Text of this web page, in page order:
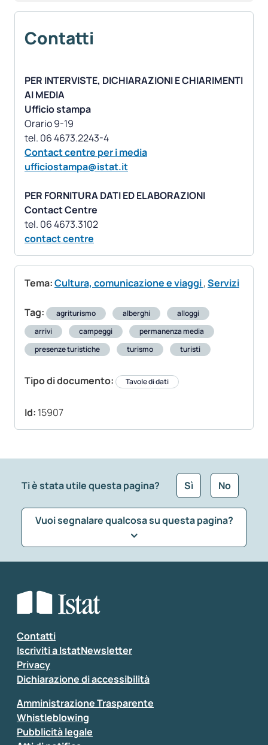
Contatti
PER INTERVISTE, DICHIARAZIONI E CHIARIMENTI
AI MEDIA
Ufficio stampa
Orario 9-19
Contact centre per i media
ufficiostampa@istat.it
PER FORNITURA DATI ED ELABORAZIONI
Contact Centre
contact centre
Tema:Cultura, comunicazione e viaggi,Servizi
Tag: agriturismo alberghi
alloggi
arrivi
campeggi
permanenza media
presenze turistiche
turismo turisti
Tipo di documento: Tavole di dati
Id: 15907
Ti è stata utile questa pagina? Sì No
Vuoi segnalare qualcosa su questa pagina?
Seleziona la tipologia della segnalazione
Inserisci il tuo commento
Contatti
Iscriviti a IstatNewsletter
Privacy
Dichiarazione di accessibilità
Amministrazione Trasparente
Whistleblowing
Pubblicità legale